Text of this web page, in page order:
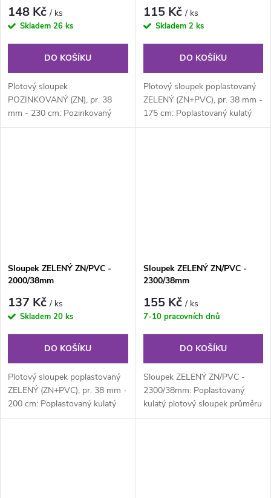
148 Kč/ ks
Skladem 26 ks
DO KOŠÍKU
Plotový sloupek
POZINKOVANÝ (ZN), pr. 38
mm - 230 cm: Pozinkovaný
kulatý plotový sloupek průměru
115 Kč/ ks
Skladem 2 ks
DO KOŠÍKU
Plotový sloupek poplastovaný
ZELENÝ (ZN+PVC), pr. 38 mm -
175 cm: Poplastovaný kulatý
plotový sloupek průměru 38
Sloupek ZELENÝ ZN/PVC -
2000/38mm
137 Kč/ ks
Skladem 20 ks
DO KOŠÍKU
Plotový sloupek poplastovaný
ZELENÝ (ZN+PVC), pr. 38 mm -
200 cm: Poplastovaný kulatý
plotový sloupek průměru 38
Sloupek ZELENÝ ZN/PVC -
2300/38mm
155 Kč/ ks
7-10 pracovních dnů
DO KOŠÍKU
Sloupek ZELENÝ ZN/PVC -
2300/38mm: Poplastovaný
kulatý plotový sloupek průměru
38 mm, výška 230 cm.